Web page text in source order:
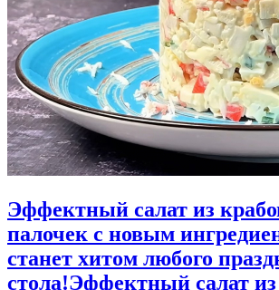
Эффектный салат из
палочек с новым
станет хитом любого
стола!Эффектный салат